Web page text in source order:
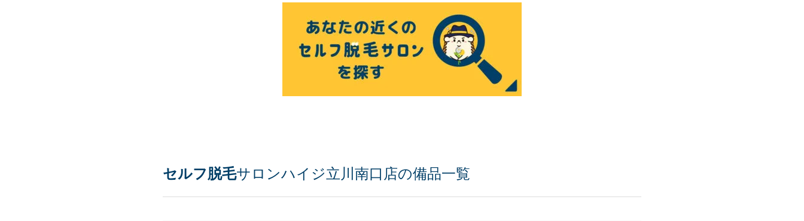
セルフ脱毛サロンハイジ立川南口店の備品一覧